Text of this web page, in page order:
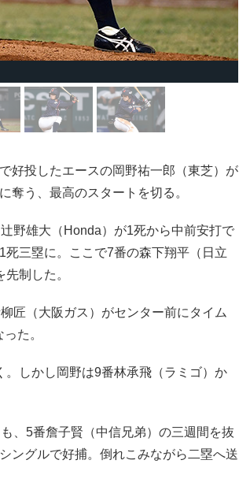
好投したエースの岡野祐一郎（東芝）が
奪う、最高のスタートを切る。
野雄大（Honda）が1死から中前安打で
三塁に。ここで7番の森下翔平（日立
制した。
匠（大阪ガス）がセンター前にタイム
た。
しかし岡野は9番林承飛（ラミゴ）か
、5番詹子賢（中信兄弟）の三週間を抜
ングルで好捕。倒れこみながら二塁へ送